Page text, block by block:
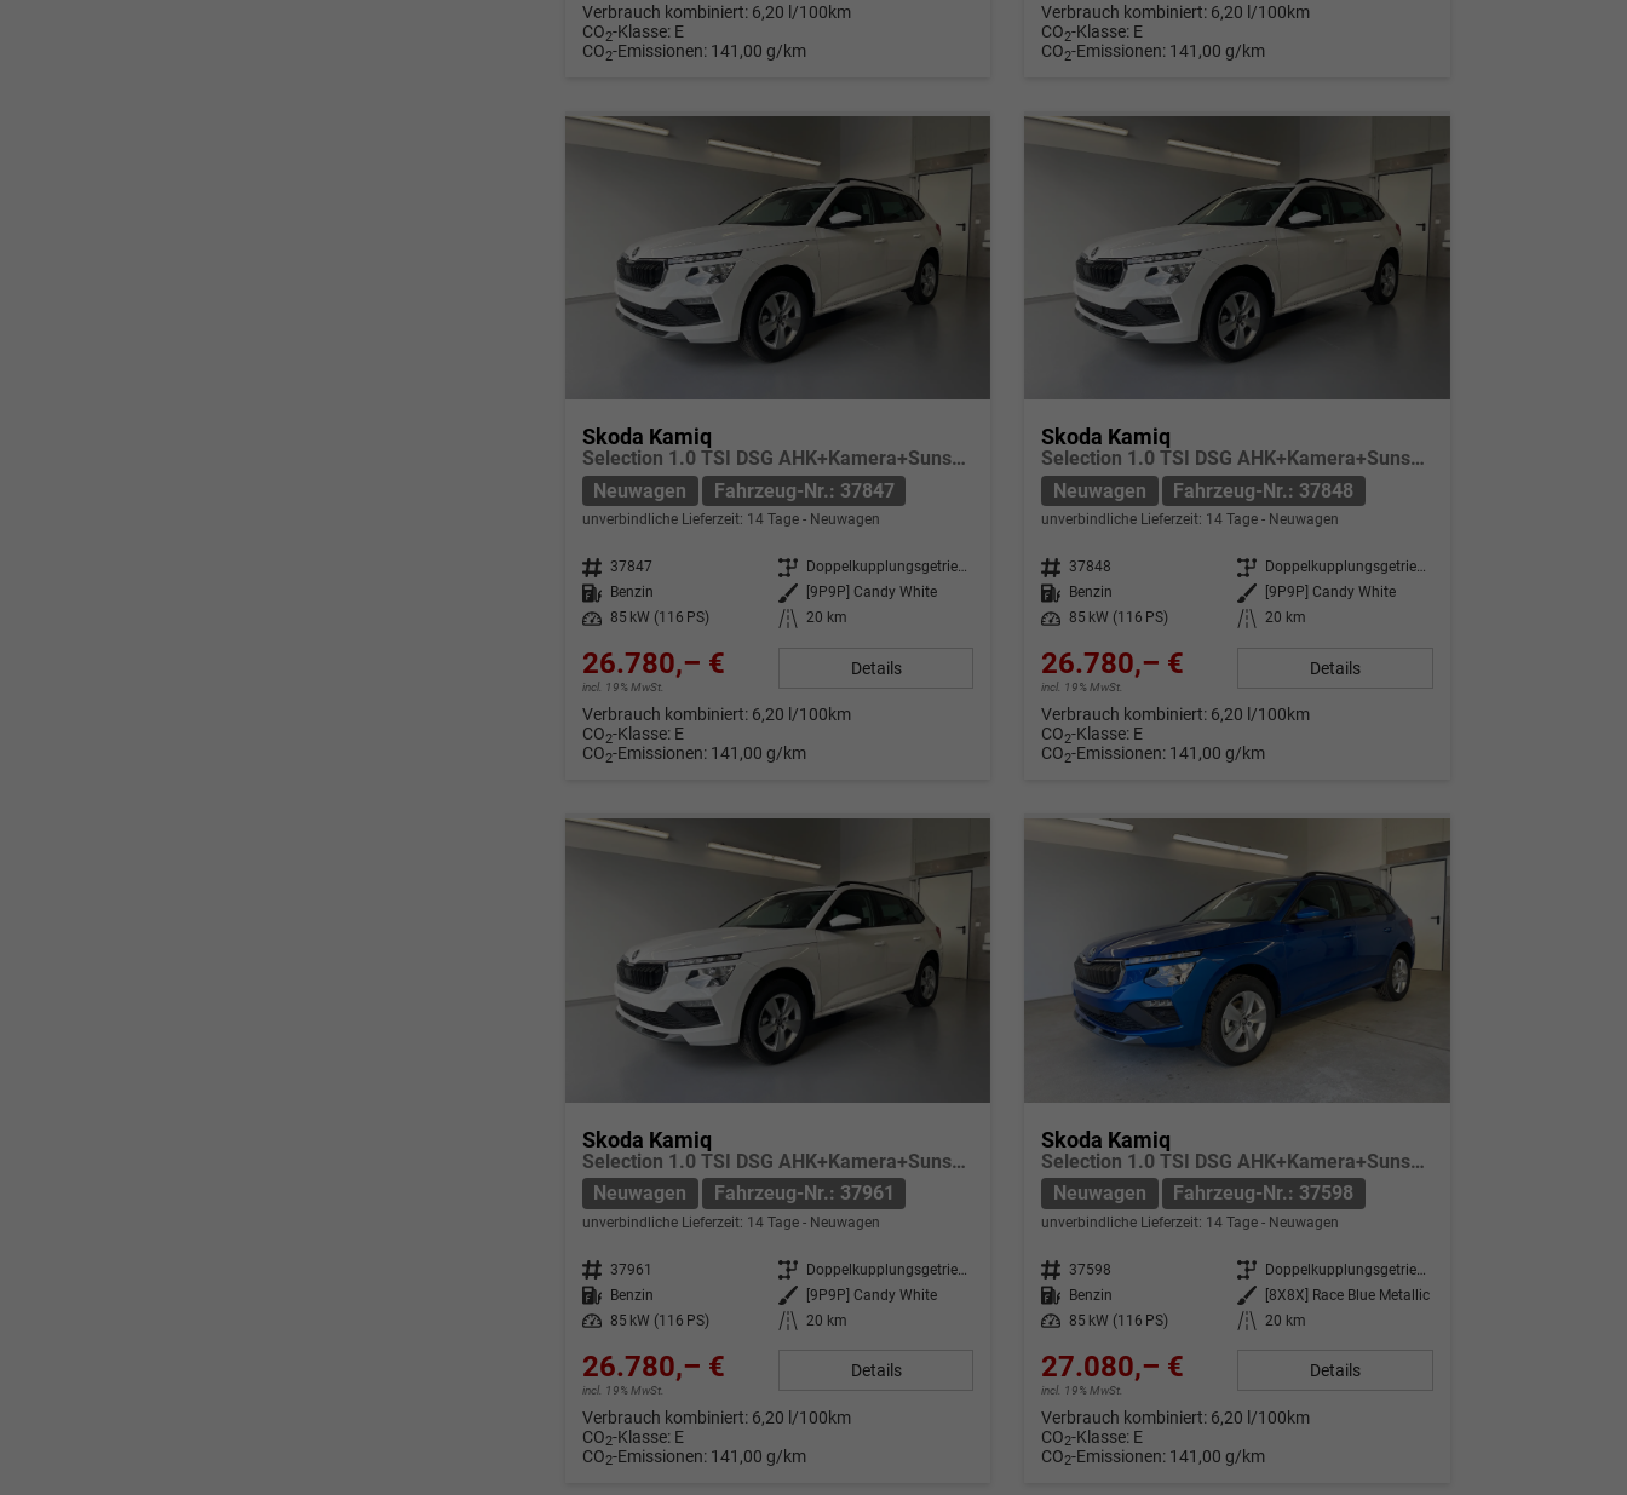
Verbrauch kombiniert: 6,20 l/100km
CO2-Klasse: E
CO2-Emissionen: 141,00 g/km
Verbrauch kombiniert: 6,20 l/100km
CO2-Klasse: E
CO2-Emissionen: 141,00 g/km
Skoda Kamiq
Selection 1.0 TSI DSG AHK+Kamera+Sunset+Kessy+AppConnect+Sitzheiz+Alu16+GV5
Neuwagen
Fahrzeug-Nr.: 37847
unverbindliche Lieferzeit: 14 Tage Neuwagen
Fahrzeug-Nr. 37847 Getriebe
Doppelkupplungsgetriebe (DSG)
Kraftstoff
Benzin Außenfarbe
[9P9P] Candy White
Leistung
85 kW (116 PS) Kilometerstand 20 km
26.780,– €
incl. 19% MwSt.
Details
Verbrauch kombiniert: 6,20 l/100km
CO2-Klasse: E
CO2-Emissionen: 141,00 g/km
Skoda Kamiq
Selection 1.0 TSI DSG AHK+Kamera+Sunset+Kessy+AppConnect+Sitzheiz+Alu16+GV5
Neuwagen
Fahrzeug-Nr.: 37848
unverbindliche Lieferzeit: 14 Tage Neuwagen
Fahrzeug-Nr. 37848 Getriebe
Doppelkupplungsgetriebe (DSG)
Kraftstoff
Benzin Außenfarbe
[9P9P] Candy White
Leistung
85 kW (116 PS) Kilometerstand 20 km
26.780,– €
incl. 19% MwSt.
Details
Verbrauch kombiniert: 6,20 l/100km
CO2-Klasse: E
CO2-Emissionen: 141,00 g/km
Skoda Kamiq
Selection 1.0 TSI DSG AHK+Kamera+Sunset+Kessy+AppConnect+Sitzheiz+Alu16+GV5
Neuwagen
Fahrzeug-Nr.: 37961
unverbindliche Lieferzeit: 14 Tage Neuwagen
Fahrzeug-Nr. 37961 Getriebe
Doppelkupplungsgetriebe (DSG)
Kraftstoff Benzin Außenfarbe
[9P9P] Candy White
Leistung
85 kW (116 PS) Kilometerstand 20 km
26.780,– €
incl. 19% MwSt.
Details
Verbrauch kombiniert: 6,20 l/100km
CO2-Klasse: E
CO2-Emissionen: 141,00 g/km
Skoda Kamiq
Selection 1.0 TSI DSG AHK+Kamera+Sunset+Kessy+AppConnect+Sitzheiz+Alu16+GV5
Neuwagen
Fahrzeug-Nr.: 37598
unverbindliche Lieferzeit: 14 Tage Neuwagen
Fahrzeug-Nr. 37598 Getriebe
Kraftstoff Benzin Außenfarbe
[8X8X] Race Blue Metallic
Leistung
85 kW (116 PS) Kilometerstand 20 km
27.080,– €
incl. 19% MwSt.
Details
Verbrauch kombiniert: 6,20 l/100km
CO2-Klasse: E
CO2-Emissionen: 141,00 g/km